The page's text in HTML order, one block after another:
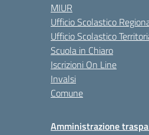
MIUR
Ufficio Scolastico
Ufficio Scolastico
Scuola in Chiaro
Iscrizioni On Line
Invalsi
Comune
Amministrazione